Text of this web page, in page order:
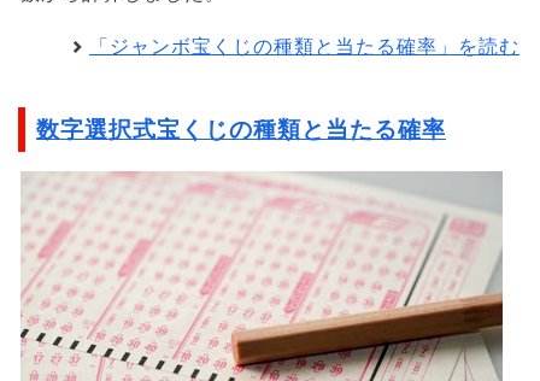
「ジャンボ宝くじの種類と当たる確率」を読む
数字選択式宝くじの種類と当たる確率